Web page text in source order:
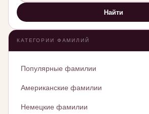
Найти
КАТЕГОРИИ ФАМИЛИЙ
Популярные фамилии
Американские фамилии
Немецкие фамилии